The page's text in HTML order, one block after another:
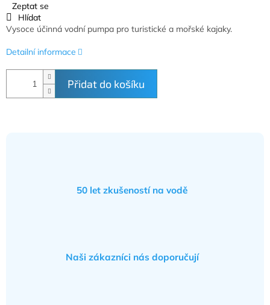
Přidat do košíku
Vysoce účinná vodní pumpa pro turistické a mořské kajaky.
Detailní informace
Zeptat se
Hlídat
50 let zkušeností na vodě
Naši zákazníci nás doporučují